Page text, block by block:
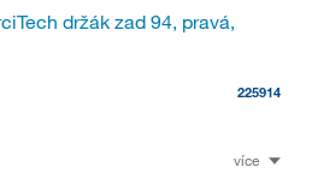
držák zad 94, pravá,
225914
více